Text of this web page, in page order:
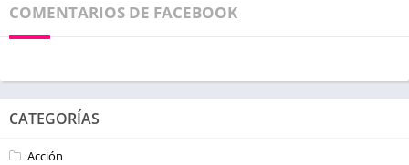
COMENTARIOS DE FACEBOOK
CATEGORÍAS
Acción